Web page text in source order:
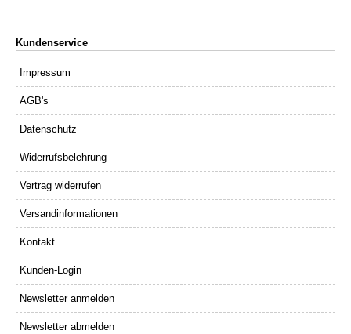
Kundenservice
Impressum
AGB's
Datenschutz
Widerrufsbelehrung
Vertrag widerrufen
Versandinformationen
Kontakt
Kunden-Login
Newsletter anmelden
Newsletter abmelden